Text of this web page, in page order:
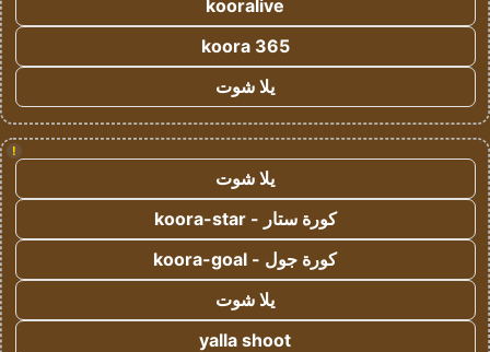
kooralive
koora 365
يلا شوت
!
يلا شوت
كورة ستار - koora-star
كورة جول - koora-goal
يلا شوت
yalla shoot